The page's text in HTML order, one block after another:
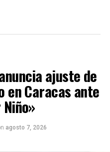
ajuste de
en Caracas ante
agosto 7, 2026